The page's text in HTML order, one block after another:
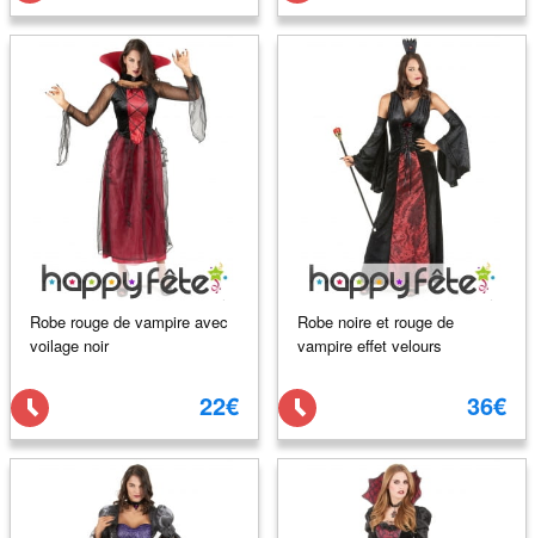
Robe rouge de vampire avec
voilage noir
22€
Robe noire et rouge de
vampire effet velours
36€